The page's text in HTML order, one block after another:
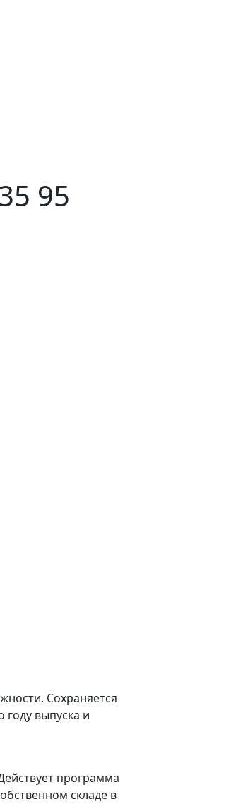
95
Сохраняется
выпуска и
программа
складе в